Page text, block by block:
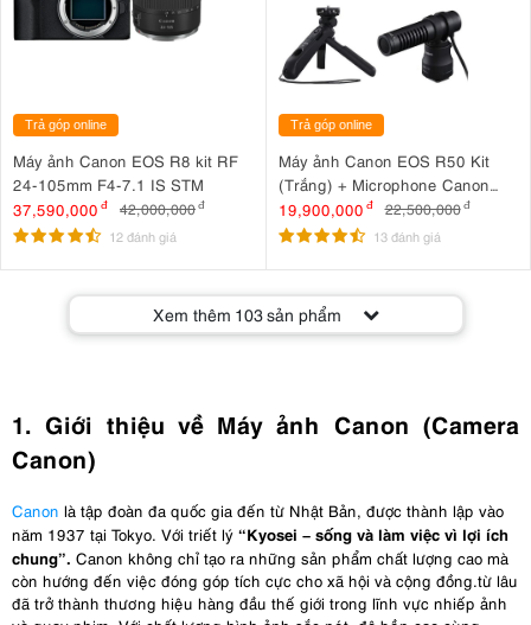
Trả góp online
Máy ảnh Canon EOS R8 kit RF
24-105mm F4-7.1 IS STM
37,590,000 đ 42,000,000đ
12 đánh giá
Trả góp online
Máy ảnh Canon EOS R50 Kit
(Trắng) + Microphone Canon
DM-E100 + Báng tay cầm Canon
HG-100TBR
19,900,000 đ 22,500,000 đ
13 đánh giá
Xem thêm 103sản phẩm
1. Giới thiệu về Máy ảnh Canon (Camera
Canon)
Canon là tập đoàn đa quốc gia đến từ Nhật Bản, được thành lập vào
năm 1937 tại Tokyo. Với triết lý “Kyosei – sống và làm việc vì lợi ích
chung”. Canon không chỉ tạo ra những sản phẩm chất lượng cao mà
còn hướng đến việc đóng góp tích cực cho xã hội và cộng đồng.từ lâu
đã trở thành thương hiệu hàng đầu thế giới trong lĩnh vực nhiếp ảnh